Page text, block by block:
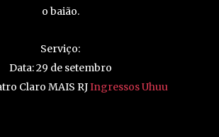
o baião.
Serviço:
Data: 29 de setembro
Claro MAIS RJIngressos Uhuu